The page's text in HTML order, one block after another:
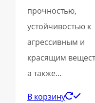
прочностью,
устойчивостью к
агрессивным и
красящим
а также…
В корзину